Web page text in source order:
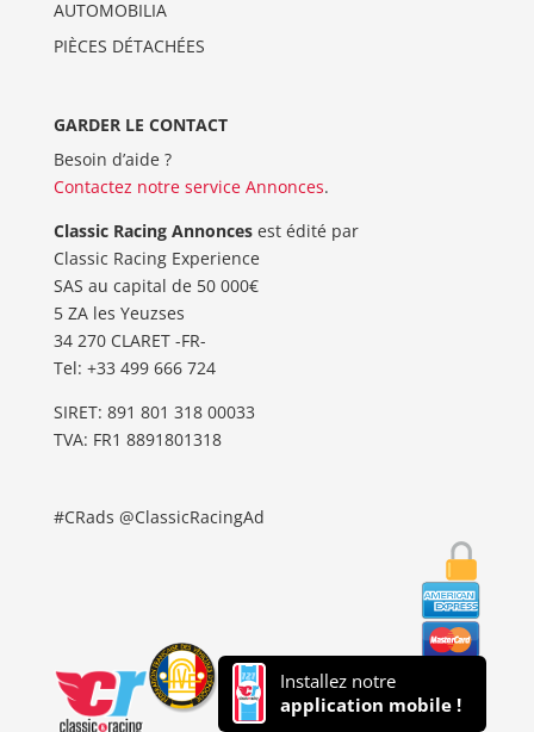
AUTOMOBILIA
PIÈCES DÉTACHÉES
GARDER LE CONTACT
Besoin d’aide ?
Contactez notre service Annonces.
Classic Racing Annoncesest édité par
Classic Racing Experience
SAS au capital de 50 000€
5 ZA les Yeuzses
34 270 CLARET -FR-
Tel: ‭+33 499 666 724‬
SIRET: 891 801 318 00033
TVA: FR1 8891801318
#CRads @ClassicRacingAd
Installez notre
application mobile !